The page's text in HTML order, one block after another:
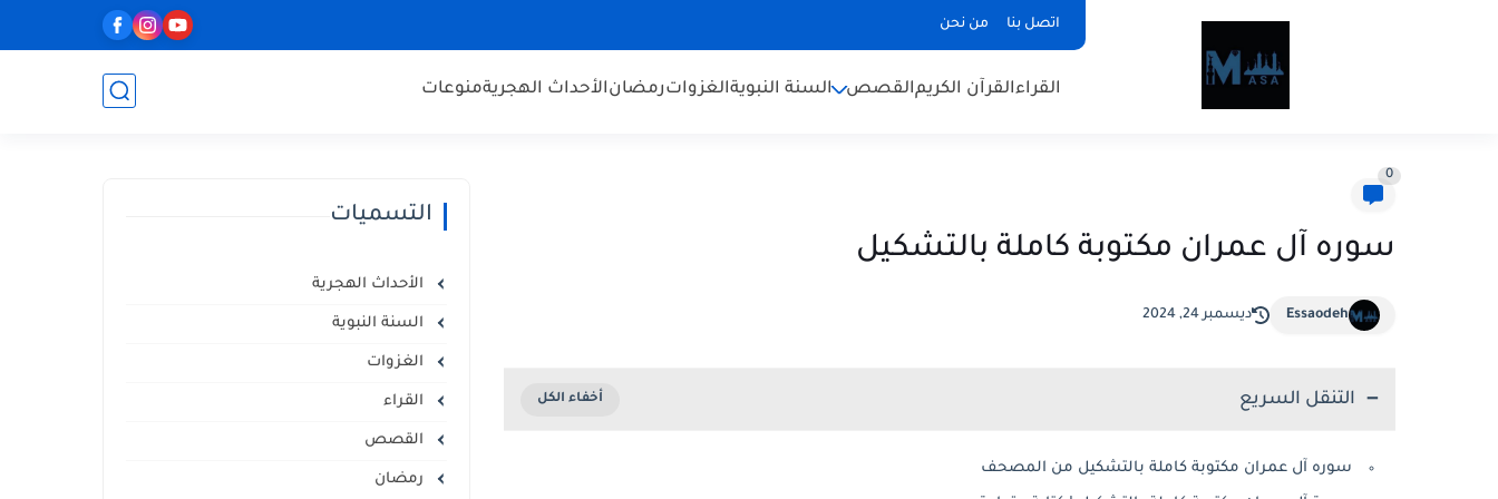
اتصل بنا من نحن
القراءالقرآن الكريمالقصص السنة النبويةالغزواترمضانالأحداث الهجريةمنوعات
0
سوره آل عمران مكتوبة كاملة بالتشكيل
Essaodeh ديسمبر 24, 2024
التنقل السريع
سوره آل عمران مكتوبة كاملة بالتشكيل من المصحف
التسميات
الأحداث الهجرية
السنة النبوية
الغزوات
القراء
القصص
رمضان